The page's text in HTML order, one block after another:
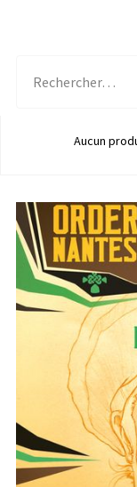
Aucun